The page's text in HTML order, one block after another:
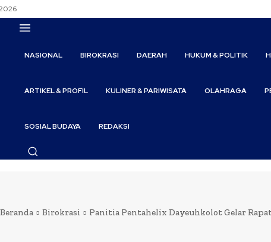
NASIONAL BIROKRASI DAERAH HUKUM & POLITIK
ARTIKEL & PROFIL KULINER & PARIWISATA OLAHRAGA
SOSIAL BUDAYA REDAKSI
Beranda Birokrasi Panitia Pentahelix Dayeuhkolot Gelar